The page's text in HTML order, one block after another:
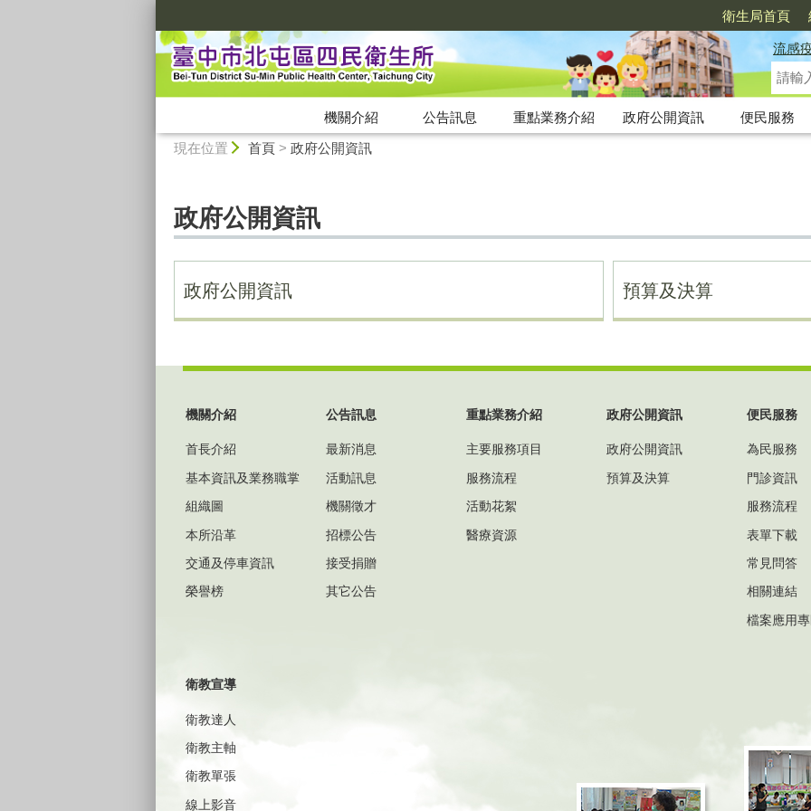
衛生局首頁
流感
機關介紹 公告訊息 重點業務介紹 政府公開資訊
便民服務
現在位置 首頁> 政府公開資訊
政府公開資訊
政府公開資訊 預算及決算
機關介紹
首長介紹
基本資訊及業務職掌
組織圖
本所沿革
交通及停車資訊
榮譽榜
公告訊息
最新消息
活動訊息
機關徵才
招標公告
接受捐贈
其它公告
重點業務介紹
主要服務項目
服務流程
活動花絮
醫療資源
政府公開資訊
政府公開資訊
預算及決算
便民服務
為民服務
門診資訊
服務流程
表單下載
常見問答
相關連結
檔案應用
衛教宣導
衛教達人
衛教主軸
衛教單張
線上影音